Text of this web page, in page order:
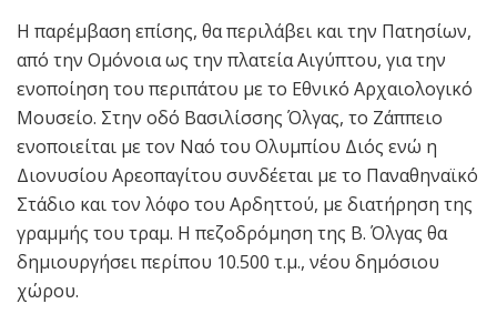
Η παρέμβαση επίσης, θα περιλάβει και την Πατησίων,
από την Ομόνοια ως την πλατεία Αιγύπτου, για την
ενοποίηση του περιπάτου με το Εθνικό Αρχαιολογικό
Μουσείο. Στην οδό Βασιλίσσης Όλγας, το Ζάππειο
ενοποιείται με τον Ναό του Ολυμπίου Διός ενώ η
Διονυσίου Αρεοπαγίτου συνδέεται με το Παναθηναϊκό
Στάδιο και τον λόφο του Αρδηττού, με διατήρηση της
γραμμής του τραμ. Η πεζοδρόμηση της Β. Όλγας θα
δημιουργήσει περίπου 10.500 τ.μ., νέου δημόσιου
χώρου.